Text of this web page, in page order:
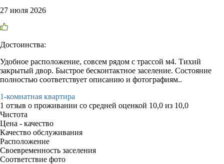
27 июля 2026
Достоинства:
Удобное расположение, совсем рядом с трассой м4. Тихий
закрытый двор. Быстрое бесконтактное заселение. Состояние
полностью соответствует описанию и фотографиям..
1-комнатная квартира
1 отзыв о проживании со средней оценкой 10,0 из 10,0
Чистота
Цена - качество
Качество обслуживания
Расположение
Своевременность заселения
Соответствие фото